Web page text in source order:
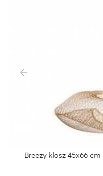
Breezy klosz 45x66